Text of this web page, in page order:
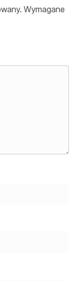
Wymagane